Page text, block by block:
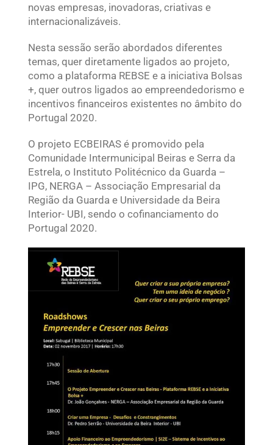
novas empresas, inovadoras, criativas e
internacionalizáveis.
Nesta sessão serão abordados diferentes
temas, quer diretamente ligados ao projeto,
como a plataforma REBSE e a iniciativa Bolsas
+, quer outros ligados ao empreendedorismo e
incentivos financeiros existentes no âmbito do
Portugal 2020.
O projeto ECBEIRAS é promovido pela
Comunidade Intermunicipal Beiras e Serra da
Estrela, o Instituto Politécnico da Guarda –
IPG, NERGA – Associação Empresarial da
Região da Guarda e Universidade da Beira
Interior- UBI, sendo o cofinanciamento do
Portugal 2020.